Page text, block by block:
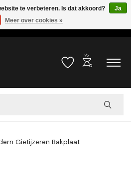
verzonden! ( 6,95 verzendkosten, vanaf 75
Verlanglijst
outdoor_grill
Gietijzeren Bakplaat
te verbeteren. Is dat akkoord?
Ja
Meer over cookies »